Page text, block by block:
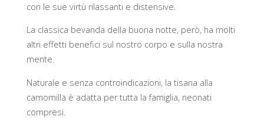
con le sue virtù rilassanti e distensive.
La classica bevanda della buona notte, però, ha molti
altri effetti benefici sul nostro corpo e sulla nostra
mente.
Naturale e senza controindicazioni, la tisana alla
camomilla è adatta per tutta la famiglia, neonati
compresi.